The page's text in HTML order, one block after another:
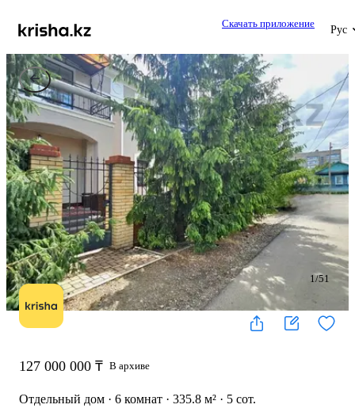
Скачать приложение
Рус
1/51
127 000 000 ₸ В архиве
Отдельный дом · 6 комнат · 335.8 м² · 5 сот.